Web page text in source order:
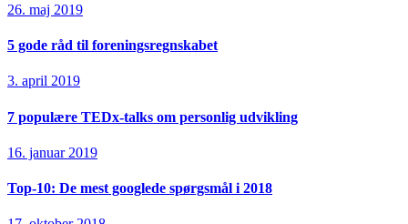
26. maj 2019
5 gode råd til foreningsregnskabet
3. april 2019
7 populære TEDx-talks om personlig udvikling
16. januar 2019
Top-10: De mest googlede spørgsmål i 2018